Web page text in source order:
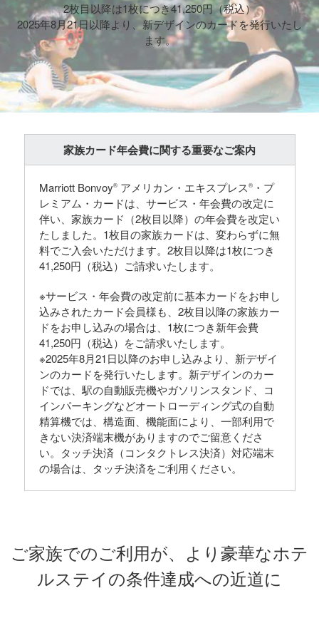
2枚目以降は1枚につき41,250円（税込）
2025年8月21日以降より、新デザインのカードを発行いたし
ます。
家族カード年会費に関する重要なご案内
Marriott Bonvoy®アメリカン・エキスプレス®・プ
レミアム・カードは、サービス・年会費の改定に
伴い、家族カード（2枚目以降）の年会費を改定い
たしました。1枚目の家族カードは、変わらずに無
料でご入会いただけます。2枚目以降は1枚につき
41,250円（税込）ご請求いたします。
※サービス・年会費の改定前に基本カードをお申し
込みされたカード会員様も、2枚目以降の家族カー
ドをお申し込みの場合は、1枚につき新年会費
41,250円（税込）をご請求いたします。
※2025年8月21日以降のお申し込みより、新デザイ
ンのカードを発行いたします。新デザインのカー
ドでは、駅の自動販売機やガソリンスタンド、コ
インパーキングなどオートローディング式の自動
精算機では、構造面、機能面により、一部利用で
きない決済端末機がありますのでご留意くださ
い。タッチ決済（コンタクトレス決済）対応端末
の場合は、タッチ決済をご利用ください。
ご家族でのご利用が、より豪華なホテ
ルステイの条件達成への近道に